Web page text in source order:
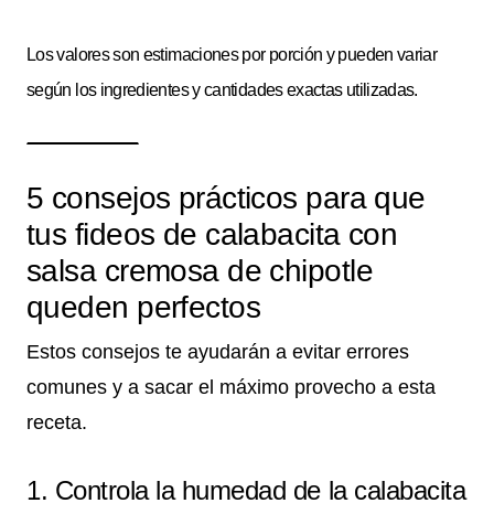
Los valores son estimaciones por porción y pueden variar
según los ingredientes y cantidades exactas utilizadas.
5 consejos prácticos para que
tus fideos de calabacita con
salsa cremosa de chipotle
queden perfectos
Estos consejos te ayudarán a evitar errores
comunes y a sacar el máximo provecho a esta
receta.
1. Controla la humedad de la calabacita